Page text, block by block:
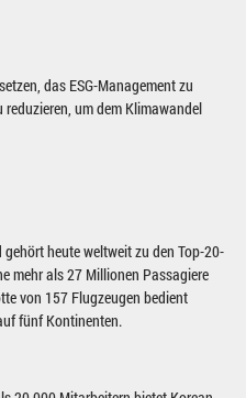
das ESG-Management zu
reduzieren, um dem Klimawandel
heute weltweit zu den Top-20-
mehr als 27 Millionen Passagiere
von 157 Flugzeugen bedient
fünf Kontinenten.